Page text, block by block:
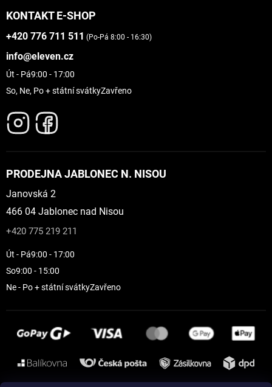
KONTAKT E-SHOP
+420 776 711 511 (Po-Pá 8:00 - 16:30)
info@eleven.cz
Út - Pá9:00 - 17:00
So, Ne, Po + státní svátkyZavřeno
PRODEJNA JABLONEC N. NISOU
Janovská 2
466 04 Jablonec nad Nisou
+420 775 219 211
Út - Pá9:00 - 17:00
So9:00 - 15:00
Ne - Po + státní svátkyZavřeno